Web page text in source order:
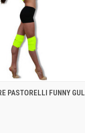
VIEW OPTIONS
PASTORELLI FUNNY GUL